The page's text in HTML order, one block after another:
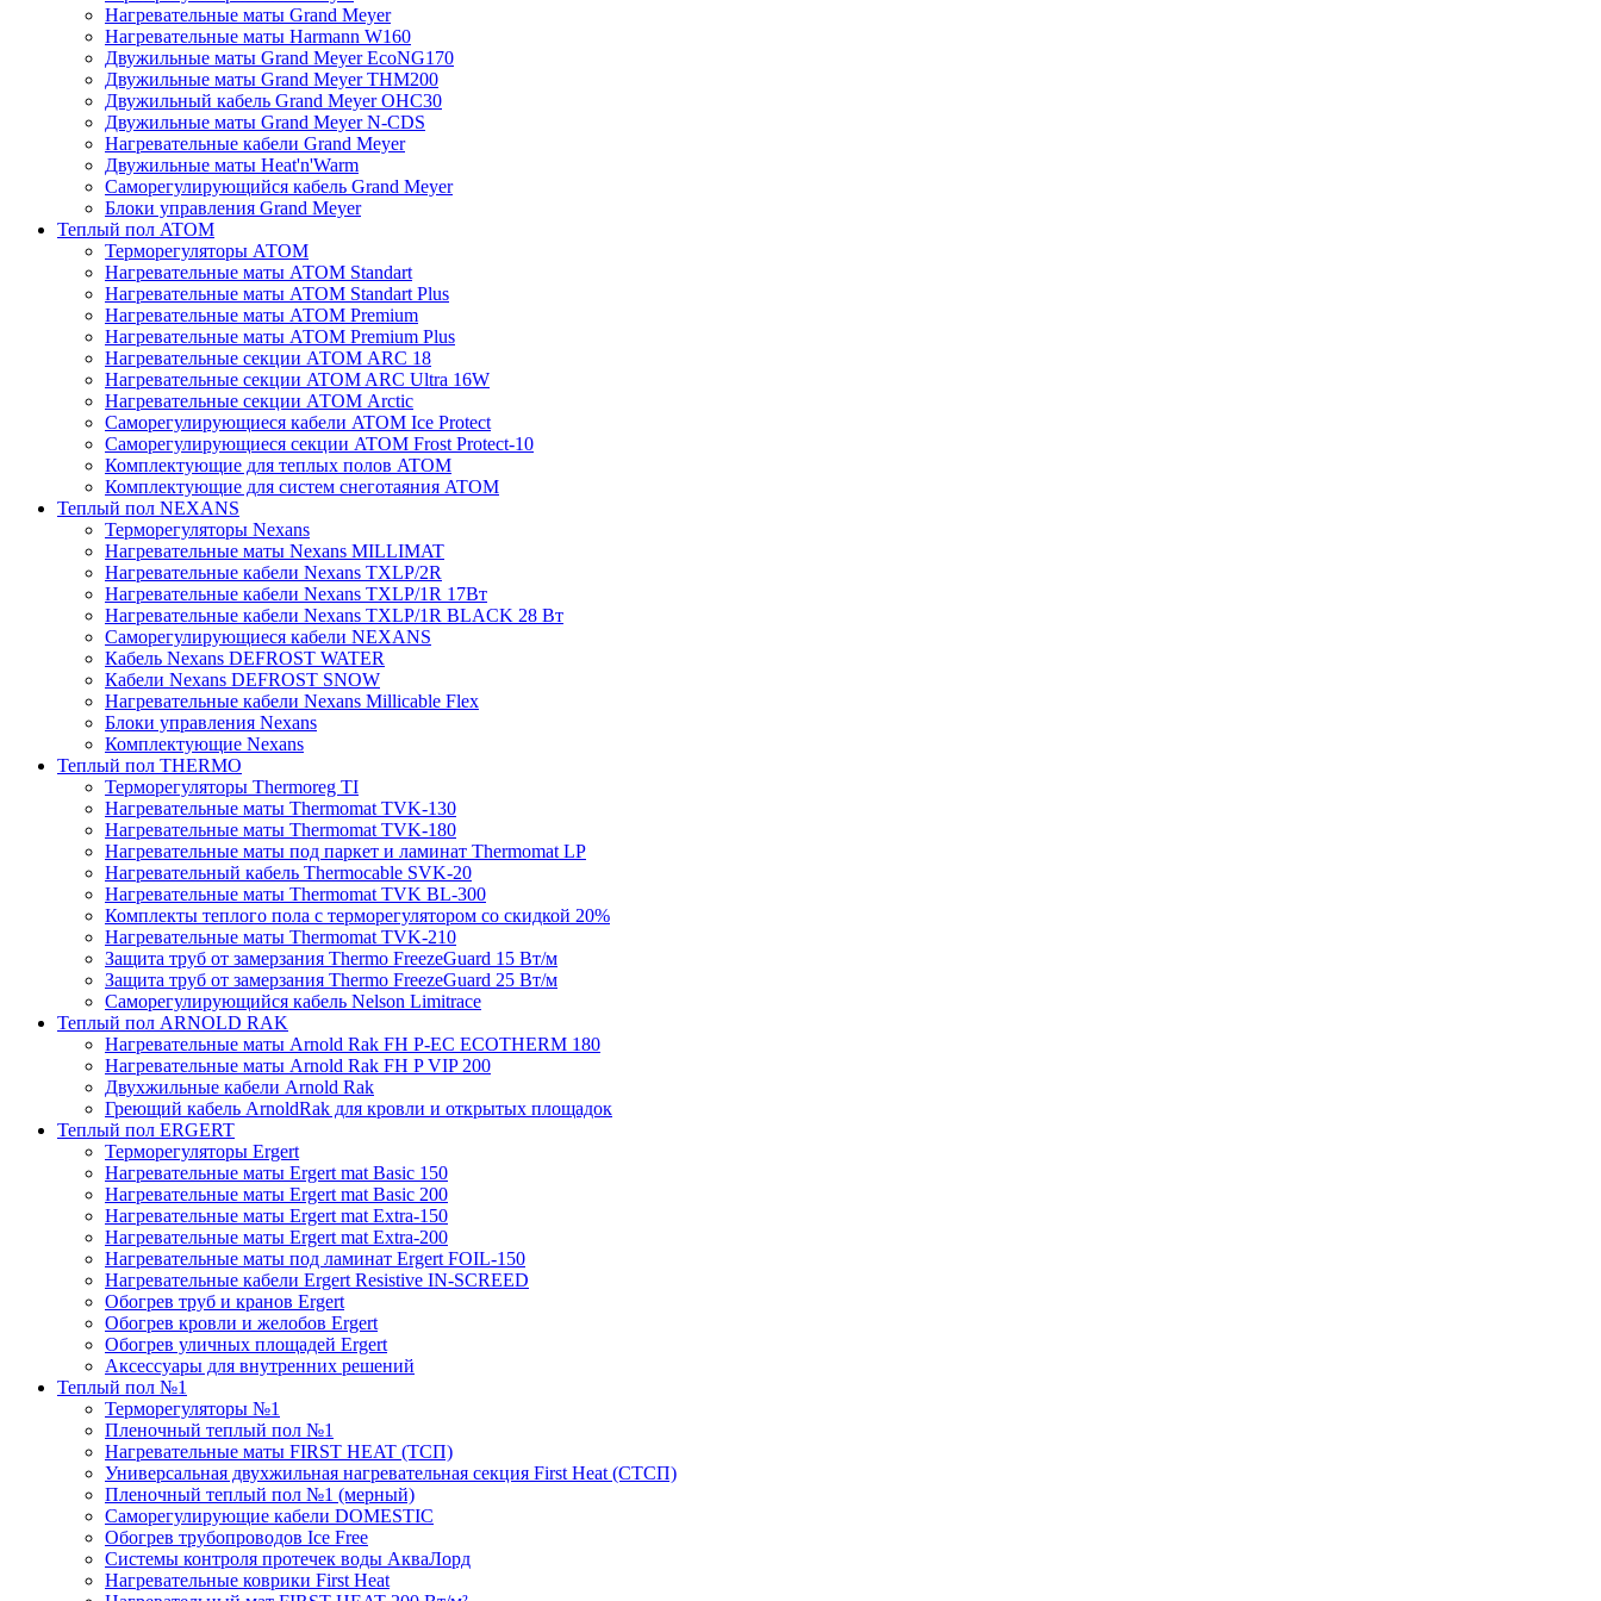
Нагревательные маты Grand Meyer
Нагревательные маты Harmann W160
Двужильные маты Grand Meyer EcoNG170
Двужильные маты Grand Meyer THM200
Двужильный кабель Grand Meyer OHC30
Двужильные маты Grand Meyer N-CDS
Нагревательные кабели Grand Meyer
Двужильные маты Heat'n'Warm
Саморегулирующийся кабель Grand Meyer
Блоки управления Grand Meyer
Теплый пол ATOM
Терморегуляторы АТОМ
Нагревательные маты АТОМ Standart
Нагревательные маты АТОМ Standart Plus
Нагревательные маты АТОМ Premium
Нагревательные маты АТОМ Premium Plus
Нагревательные секции АТОМ ARC 18
Нагревательные секции ATOM ARC Ultra 16W
Нагревательные секции АТОМ Arctic
Саморегулирующиеся кабели ATOM Ice Protect
Саморегулирующиеся секции ATOM Frost Protect-10
Комплектующие для теплых полов ATOM
Комплектующие для систем снеготаяния ATOM
Теплый пол NEXANS
Терморегуляторы Nexans
Нагревательные маты Nexans MILLIMAT
Нагревательные кабели Nexans TXLP/2R
Нагревательные кабели Nexans TXLP/1R 17Вт
Нагревательные кабели Nexans TXLP/1R BLACK 28 Вт
Саморегулирующиеся кабели NEXANS
Кабель Nexans DEFROST WATER
Кабели Nexans DEFROST SNOW
Нагревательные кабели Nexans Millicable Flex
Блоки управления Nexans
Комплектующие Nexans
Теплый пол THERMO
Терморегуляторы Thermoreg TI
Нагревательные маты Thermomat TVK-130
Нагревательные маты Thermomat TVK-180
Нагревательные маты под паркет и ламинат Thermomat LP
Нагревательный кабель Thermocable SVK-20
Нагревательные маты Thermomat TVK BL-300
Комплекты теплого пола с терморегулятором со скидкой 20%
Нагревательные маты Thermomat TVK-210
Защита труб от замерзания Thermo FreezeGuard 15 Вт/м
Защита труб от замерзания Thermo FreezeGuard 25 Вт/м
Саморегулирующийся кабель Nelson Limitrace
Теплый пол ARNOLD RAK
Нагревательные маты Arnold Rak FH P-EC ECOTHERM 180
Нагревательные маты Arnold Rak FH P VIP 200
Двухжильные кабели Arnold Rak
Греющий кабель ArnoldRak для кровли и открытых площадок
Теплый пол ERGERT
Терморегуляторы Ergert
Нагревательные маты Ergert mat Basic 150
Нагревательные маты Ergert mat Basic 200
Нагревательные маты Ergert mat Extra-150
Нагревательные маты Ergert mat Extra-200
Нагревательные маты под ламинат Ergert FOIL-150
Нагревательные кабели Ergert Resistive IN-SCREED
Обогрев труб и кранов Ergert
Обогрев кровли и желобов Ergert
Обогрев уличных площадей Ergert
Аксессуары для внутренних решений
Теплый пол №1
Терморегуляторы №1
Пленочный теплый пол №1
Нагревательные маты FIRST HEAT (ТСП)
Универсальная двухжильная нагревательная секция First Heat (СТСП)
Пленочный теплый пол №1 (мерный)
Саморегулирующие кабели DOMESTIC
Обогрев трубопроводов Ice Free
Системы контроля протечек воды АкваЛорд
Нагревательные коврики First Heat